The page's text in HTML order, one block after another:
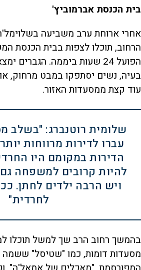
בית הכנסת אברמוביץ'
אחרי ארוחת ערב משביעה
הרחוב, תוכלו לצפות בבית הכנסת
הפועל 24 שעות ביממה. הגברים
בעיה, נשים יסתפקו במבט מרחוק,
עוד קצת ממסעדות האזור.
שלומית רוטנברג: "בשלב
עברו לדירות מרווחות
הדירות במקומם היו
להיות קרובים למשפחה
ויש הרבה ילדים לחתן.
לחרדית"
בהמשך רחוב הרב שך למשל תוכלו
מסעדות דומות, כמו "שטיסל"